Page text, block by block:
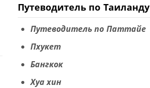
Путеводитель по Таиланду
Путеводитель по Паттайе
Пхукет
Бангкок
Хуа хин